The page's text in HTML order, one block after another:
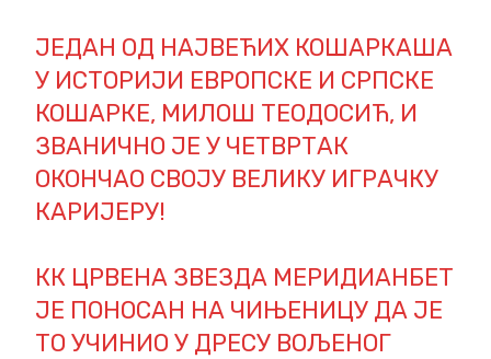
ЈЕДАН ОД НАЈВЕЋИХ КОШАРКАША
У ИСТОРИЈИ ЕВРОПСКЕ И СРПСКЕ
КОШАРКЕ, МИЛОШ ТЕОДОСИЋ, И
ЗВАНИЧНО ЈЕ У ЧЕТВРТАК
ОКОНЧАО СВОЈУ ВЕЛИКУ ИГРАЧКУ
КАРИЈЕРУ!
КК ЦРВЕНА ЗВЕЗДА МЕРИДИАНБЕТ
ЈЕ ПОНОСАН НА ЧИЊЕНИЦУ ДА ЈЕ
ТО УЧИНИО У ДРЕСУ ВОЉЕНОГ